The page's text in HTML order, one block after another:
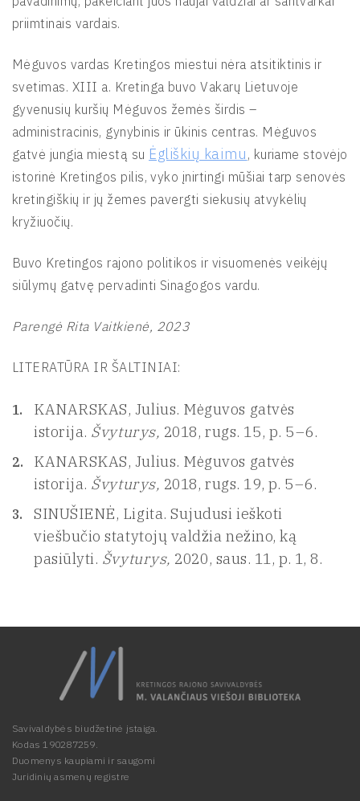
priimtinais vardais.
Mėguvos vardas Kretingos miestui nėra atsitiktinis ir
svetimas. XIII a. Kretinga buvo Vakarų Lietuvoje
gyvenusių kuršių Mėguvos žemės širdis –
administracinis, gynybinis ir ūkinis centras. Mėguvos
gatvė jungia miestą su Ėgliškių kaimu , kuriame stovėjo
istorinė Kretingos pilis, vyko įnirtingi mūšiai tarp senovės
kretingiškių ir jų žemes pavergti siekusių atvykėlių
kryžiuočių.
Buvo Kretingos rajono politikos ir visuomenės veikėjų
siūlymų gatvę pervadinti Sinagogos vardu.
Parengė Rita Vaitkienė, 2023
LITERATŪRA IR ŠALTINIAI:
KANARSKAS, Julius. Mėguvos gatvės
istorija. Švyturys, 2018, rugs. 15, p. 5–6.
KANARSKAS, Julius. Mėguvos gatvės
istorija. Švyturys, 2018, rugs. 19, p. 5–6.
SINUŠIENĖ, Ligita. Sujudusi ieškoti
viešbučio statytojų valdžia nežino, ką
pasiūlyti. Švyturys, 2020, saus. 11, p. 1, 8.
Savivaldybės biudžetinė įstaiga.
Kodas 190287259.
Duomenys kaupiami ir saugomi
Juridinių asmenų registre